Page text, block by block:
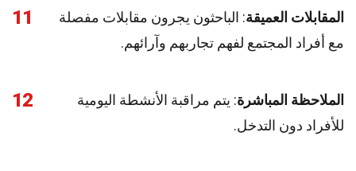
11 المقابلات العميقة: الباحثون يجرون مقابلات مفصلة
مع أفراد المجتمع لفهم تجاربهم وآرائهم.
12 الملاحظة المباشرة: يتم مراقبة الأنشطة اليومية
للأفراد دون التدخل.